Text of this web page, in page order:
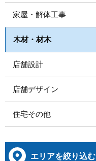
家屋・解体工事
木材・材木
店舗設計
店舗デザイン
住宅その他
エリアを絞り込む